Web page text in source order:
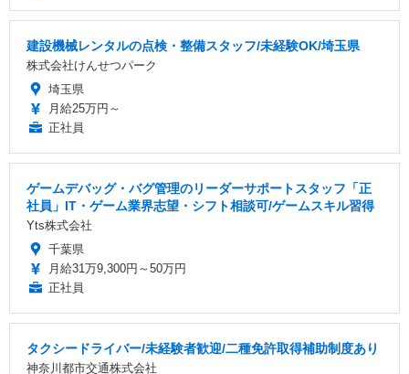
建設機械レンタルの点検・整備スタッフ/未経験OK/埼玉県
株式会社けんせつパーク
埼玉県
月給25万円～
正社員
ゲームデバッグ・バグ管理のリーダーサポートスタッフ「正
社員」IT・ゲーム業界志望・シフト相談可/ゲームスキル習得
Yts株式会社
千葉県
月給31万9,300円～50万円
正社員
タクシードライバー/未経験者歓迎/二種免許取得補助制度あり
神奈川都市交通株式会社